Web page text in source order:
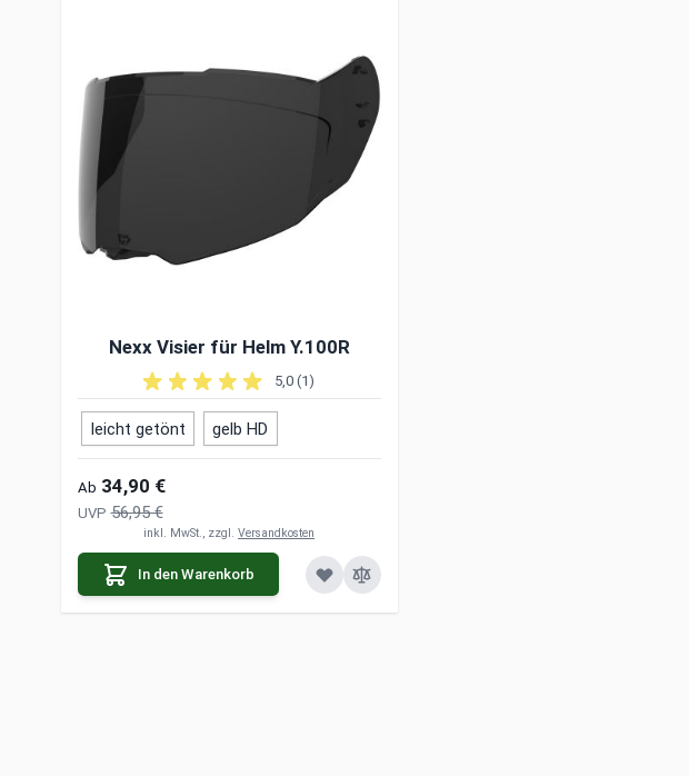
Nexx Visier für Helm Y.100R
5,0 (1)
leicht getönt gelb HD
Ab 34,90 €
UVP 56,95 €
inkl. MwSt., zzgl.Versandkosten
In den Warenkorb